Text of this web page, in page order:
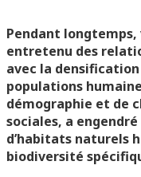
Pendant
entretenu des
avec la
populations
démographie et de
sociales, a
d’habitats naturels
biodiversité